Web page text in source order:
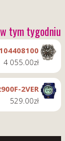
tym tygodniu
4 055.00zł
2VER
529.00zł